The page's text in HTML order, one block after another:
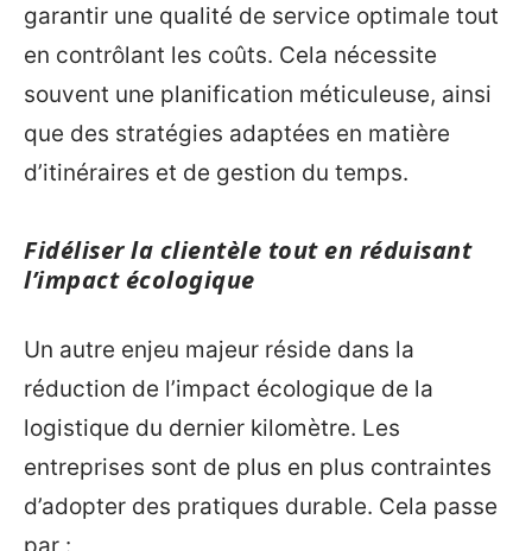
garantir une qualité de service optimale tout
en contrôlant les coûts. Cela nécessite
souvent une planification méticuleuse, ainsi
que des stratégies adaptées en matière
d’itinéraires et de gestion du temps.
Fidéliser la clientèle tout en réduisant
l’impact écologique
Un autre enjeu majeur réside dans la
réduction de l’impact écologique de la
logistique du dernier kilomètre. Les
entreprises sont de plus en plus contraintes
d’adopter des pratiques durable. Cela passe